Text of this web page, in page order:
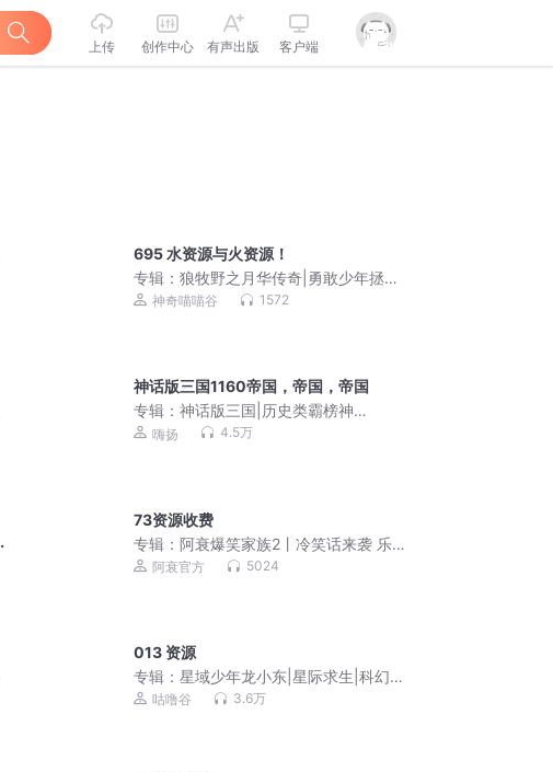
上传 创作中心 有声出版 客户端
695 水资源与火资源！
专辑：狼牧野之月华传奇|勇敢少年拯救
世界|系统穿越
神奇喵喵谷 1572
神话版三国1160帝国，帝国，帝国
专辑：神话版三国|历史类霸榜神
作|4000万人追读|嗨扬领衔有声剧
嗨扬 4.5万
73资源收费
专辑：阿衰爆笑家族2丨冷笑话来袭 乐翻
一夏阿衰官方 5024
013 资源
专辑：星域少年龙小东|星际求生|科幻冒
险|励志成长
咕噜谷 3.6万